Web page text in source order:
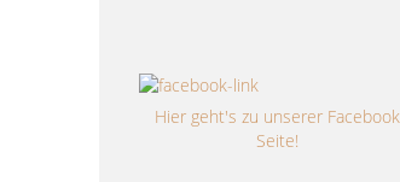
Hier geht's zu unserer Facebook
Seite!